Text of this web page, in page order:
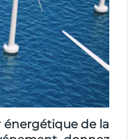
énergétique de la